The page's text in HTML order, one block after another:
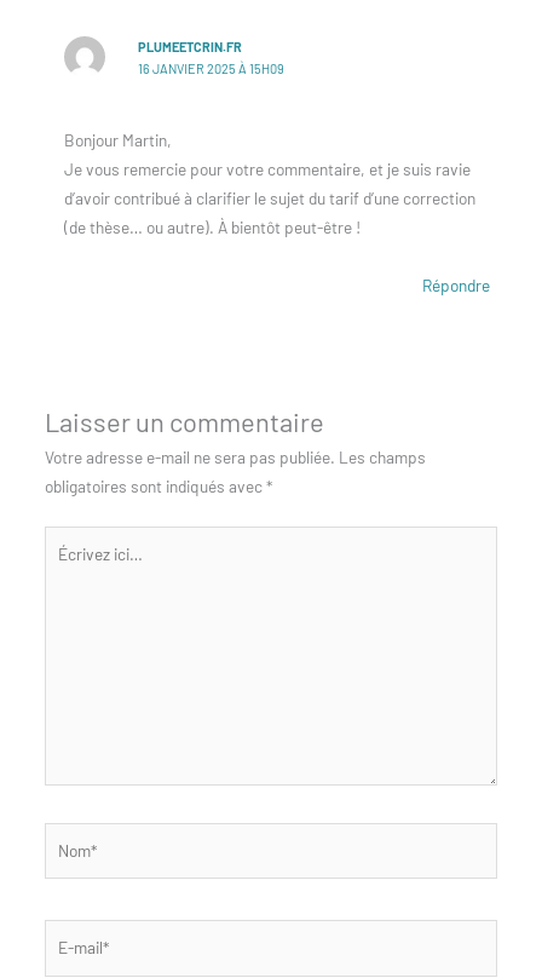
PLUMEETCRIN.FR
16 JANVIER 2025 À 15H09
Bonjour Martin,
Je vous remercie pour votre commentaire, et je suis ravie
d’avoir contribué à clarifier le sujet du tarif d’une correction
(de thèse… ou autre). À bientôt peut-être !
Répondre
Laisser un commentaire
Votre adresse e-mail ne sera pas publiée. Les champs
obligatoires sont indiqués avec*